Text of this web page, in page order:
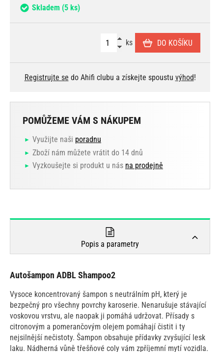
Skladem (5 ks)
ks DO KOŠÍKU
Registrujte se do Ahifi clubu a získejte spoustu výhod!
POMŮŽEME VÁM S NÁKUPEM
Využijte naši poradnu
Zboží nám můžete vrátit do 14 dnů
Vyzkoušejte si produkt u nás na prodejně
Popis a parametry
Autošampon ADBL Shampoo2
Vysoce koncentrovaný šampon s neutrálním pH, který je
bezpečný pro všechny povrchy karoserie. Nenarušuje stávající
voskovou vrstvu, ale naopak ji pomáhá udržovat. Přísady s
citronovým a pomerančovým olejem pomáhají čistit i ty
nejsilnější nečistoty. Šampon obsahuje přídavky zvyšující lesk
laku. Nádherná vůně třešňové coly vám zpříjemní mytí vozidla.